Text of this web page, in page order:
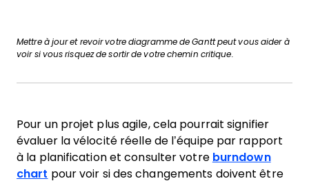
Mettre à jour et revoir votre diagramme de Gantt peut vous aider à
voir si vous risquez de sortir de votre chemin critique.
Pour un projet plus agile, cela pourrait signifier
évaluer la vélocité réelle de l’équipe par rapport
à la planification et consulter votre burndown
chart pour voir si des changements doivent être